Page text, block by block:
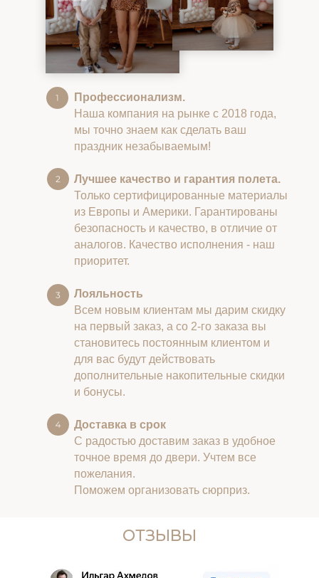
Профессионализм.
Наша компания на рынке с 2018 года,
мы точно знаем как сделать ваш
праздник незабываемым!
Лучшее качество и гарантия полета.
Только сертифицированные материалы
из Европы и Америки. Гарантированы
безопасность и качество, в отличие от
аналогов. Качество исполнения - наш
приоритет.
Лояльность
Всем новым клиентам мы дарим скидку
на первый заказ, а со 2-го заказа вы
становитесь постоянным клиентом и
для вас будут действовать
дополнительные накопительные скидки
и бонусы.
Доставка в срок
С радостью доставим заказ в удобное
точное время до двери. Учтем все
пожелания.
Поможем организовать сюрприз.
ОТЗЫВЫ